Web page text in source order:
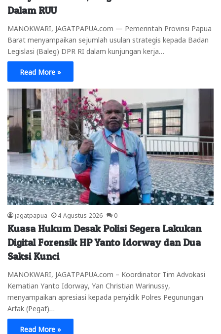
Dalam RUU
MANOKWARI, JAGATPAPUA.com — Pemerintah Provinsi Papua
Barat menyampaikan sejumlah usulan strategis kepada Badan
Legislasi (Baleg) DPR RI dalam kunjungan kerja…
Read More »
jagatpapua 4 Agustus 2026 0
Kuasa Hukum Desak Polisi Segera Lakukan
Digital Forensik HP Yanto Idorway dan Dua
Saksi Kunci
MANOKWARI, JAGATPAPUA.com – Koordinator Tim Advokasi
Kematian Yanto Idorway, Yan Christian Warinussy,
menyampaikan apresiasi kepada penyidik Polres Pegunungan
Arfak (Pegaf)…
Read More »